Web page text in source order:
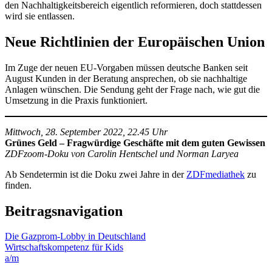
den Nachhaltigkeitsbereich eigentlich reformieren, doch stattdessen
wird sie entlassen.
Neue Richtlinien der Europäischen Union
Im Zuge der neuen EU-Vorgaben müssen deutsche Banken seit
August Kunden in der Beratung ansprechen, ob sie nachhaltige
Anlagen wünschen. Die Sendung geht der Frage nach, wie gut die
Umsetzung in die Praxis funktioniert.
Mittwoch, 28. September 2022, 22.45 Uhr
Grünes Geld – Fragwürdige Geschäfte mit dem guten Gewissen
ZDFzoom-Doku von Carolin Hentschel und Norman Laryea
Ab Sendetermin ist die Doku zwei Jahre in der ZDFmediathek zu
finden.
Beitragsnavigation
Die Gazprom-Lobby in Deutschland
Wirtschaftskompetenz für Kids
a/m